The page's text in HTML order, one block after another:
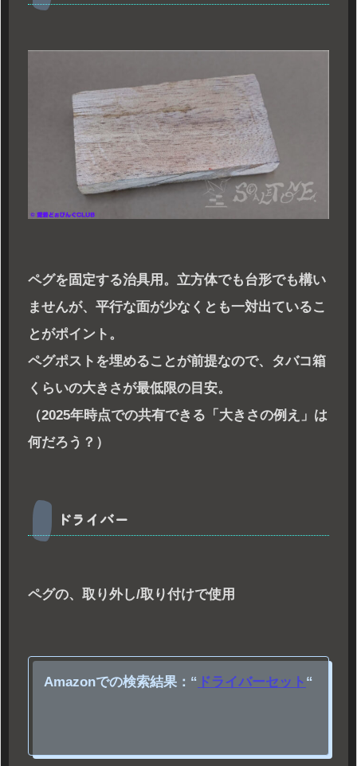
ペグを固定する治具用。立方体でも台形でも構い
ませんが、平行な面が少なくとも一対出ているこ
とがポイント。
ペグポストを埋めることが前提なので、タバコ箱
くらいの大きさが最低限の目安。
（2025年時点での共有できる「大きさの例え」は
何だろう？）
ドライバー
ペグの、取り外し/取り付けで使用
Amazonでの検索結果： “ ドライバーセット “